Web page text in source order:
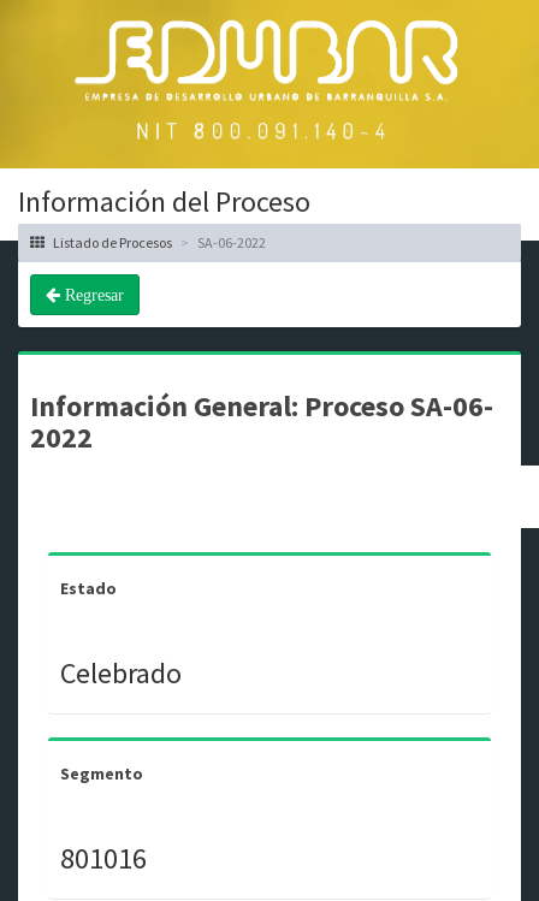
Información del Proceso
Listado de Procesos SA-06-2022
Regresar
Información General: Proceso SA-06-
2022
Estado
Celebrado
Segmento
801016